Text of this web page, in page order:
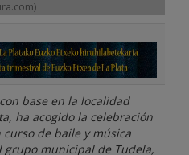
base en la localidad
ha acogido la celebración
de baile y música
municipal de Tudela,